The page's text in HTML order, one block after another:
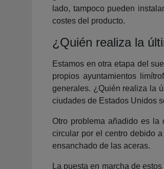
lado, tampoco pueden
costes del producto.
¿Quién realiza la
Estamos en otra etapa del
propios ayuntamientos
generales. ¿Quién realiza la
ciudades de Estados Unidos
Otro problema añadido es la
circular por el centro debido
ensanchado de las aceras.
La puesta en marcha de